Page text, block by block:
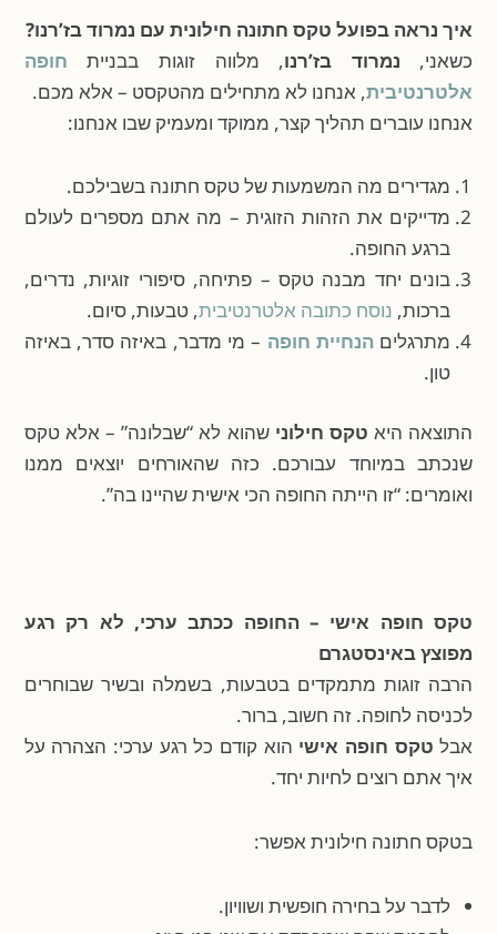
איך נראה בפועל טקס חתונה חילונית עם נמרוד בז’רנו?
כשאני,
נמרוד בז’רנו, מלווה זוגות בבניית
חופה
אלטרנטיבית, אנחנו לא מתחילים מהטקסט – אלא מכם.
אנחנו עוברים תהליך קצר, ממוקד ומעמיק שבו אנחנו:
מגדירים מה המשמעות של טקס חתונה בשבילכם.
מדייקים את הזהות הזוגית – מה אתם מספרים לעולם
ברגע החופה.
בונים יחד מבנה טקס – פתיחה, סיפורי זוגיות, נדרים,
ברכות,נוסח כתובה אלטרנטיבית, טבעות, סיום.
מתרגלים הנחיית חופה– מי מדבר, באיזה סדר, באיזה
טון.
התוצאה היא טקס חילונישהוא לא “שבלונה” – אלא טקס
שנכתב במיוחד עבורכם. כזה שהאורחים יוצאים ממנו
ואומרים: “זו הייתה החופה הכי אישית שהיינו בה”.
טקס חופה אישי – החופה ככתב ערכי, לא רק רגע
מפוצץ באינסטגרם
הרבה זוגות מתמקדים בטבעות, בשמלה ובשיר שבוחרים
לכניסה לחופה. זה חשוב, ברור.
אבל טקס חופה אישיהוא קודם כל רגע ערכי: הצהרה על
איך אתם רוצים לחיות יחד.
בטקס חתונה חילונית אפשר:
לדבר על בחירה חופשית ושוויון.